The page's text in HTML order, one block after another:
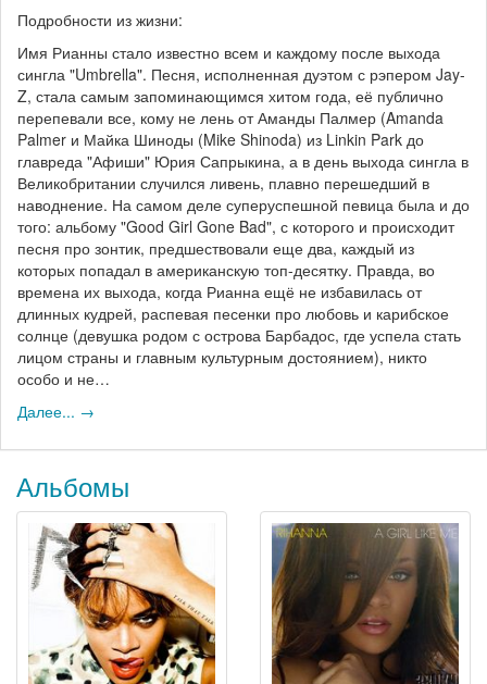
Подробности из жизни:
Имя Рианны стало известно всем и каждому после выхода
сингла "Umbrella". Песня, исполненная дуэтом с рэпером Jay-
Z, стала самым запоминающимся хитом года, её публично
перепевали все, кому не лень от Аманды Палмер (Amanda
Palmer и Майка Шиноды (Mike Shinoda) из Linkin Park до
главреда "Афиши" Юрия Сапрыкина, а в день выхода сингла в
Великобритании случился ливень, плавно перешедший в
наводнение. На самом деле суперуспешной певица была и до
того: альбому "Good Girl Gone Bad", с которого и происходит
песня про зонтик, предшествовали еще два, каждый из
которых попадал в американскую топ-десятку. Правда, во
времена их выхода, когда Рианна ещё не избавилась от
длинных кудрей, распевая песенки про любовь и карибское
солнце (девушка родом с острова Барбадос, где успела стать
лицом страны и главным культурным достоянием), никто
особо и не…
Далее... →
Альбомы